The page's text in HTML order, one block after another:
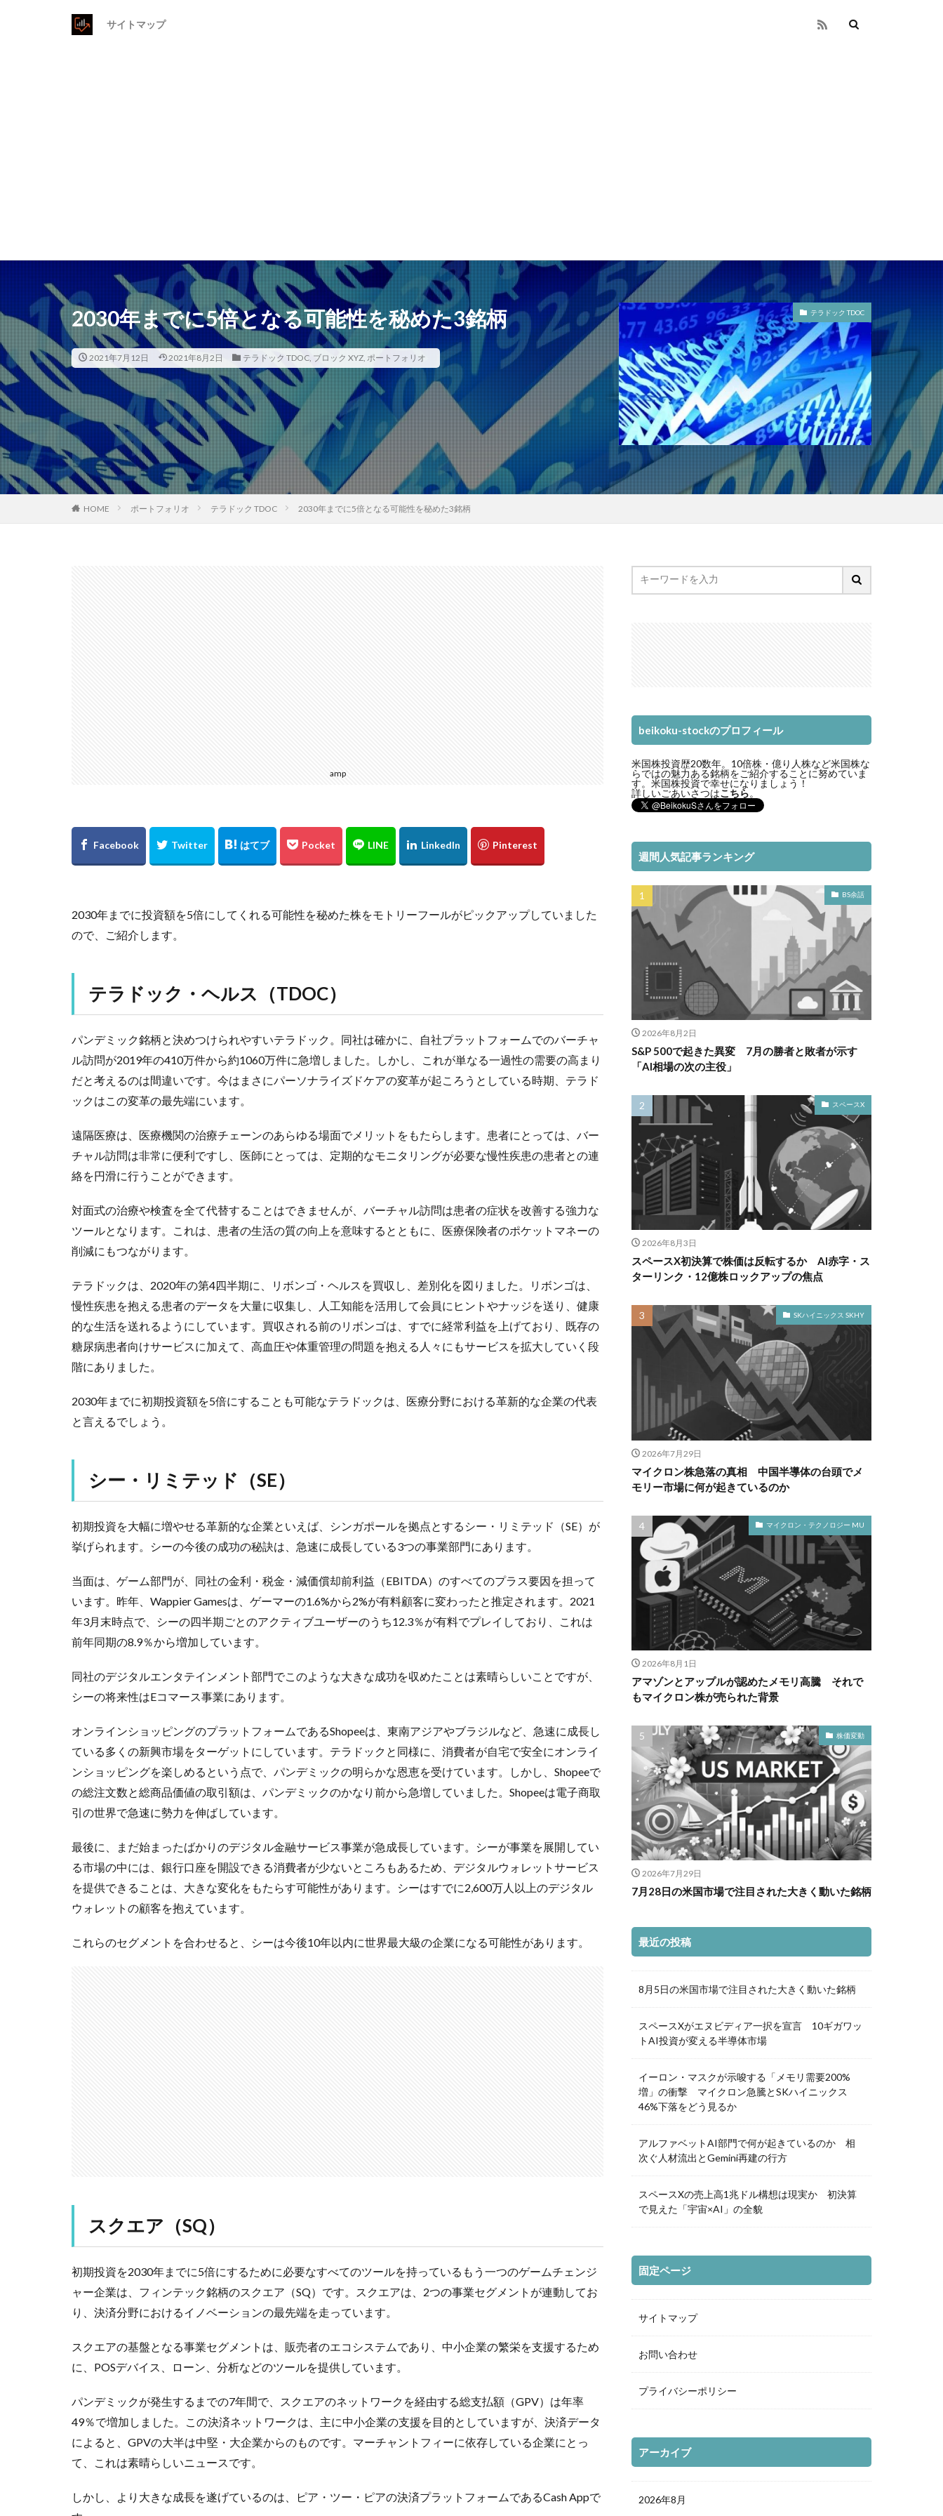
サイトマップ
2030年までに5倍となる可能性を秘めた3銘柄
2021年7月12日 2021年8月2日 テラドック TDOC, ブロック XYZ, ポートフォリオ
テラドック TDOC
HOME ポートフォリオ テラドック TDOC 2030年までに5倍となる可能性を秘めた3銘柄
amp
2030年までに投資額を5倍にしてくれる可能性を秘めた株をモトリーフールがピックアップしていました
ので、ご紹介します。
テラドック・ヘルス（TDOC）
パンデミック銘柄と決めつけられやすいテラドック。同社は確かに、自社プラットフォームでのバーチャ
ル訪問が2019年の410万件から約1060万件に急増しました。しかし、これが単なる一過性の需要の高まり
だと考えるのは間違いです。今はまさにパーソナライズドケアの変革が起ころうとしている時期、テラド
ックはこの変革の最先端にいます。
遠隔医療は、医療機関の治療チェーンのあらゆる場面でメリットをもたらします。患者にとっては、バー
チャル訪問は非常に便利ですし、医師にとっては、定期的なモニタリングが必要な慢性疾患の患者との連
絡を円滑に行うことができます。
対面式の治療や検査を全て代替することはできませんが、バーチャル訪問は患者の症状を改善する強力な
ツールとなります。これは、患者の生活の質の向上を意味するとともに、医療保険者のポケットマネーの
削減にもつながります。
テラドックは、2020年の第4四半期に、リボンゴ・ヘルスを買収し、差別化を図りました。リボンゴは、
慢性疾患を抱える患者のデータを大量に収集し、人工知能を活用して会員にヒントやナッジを送り、健康
的な生活を送れるようにしています。買収される前のリボンゴは、すでに経常利益を上げており、既存の
糖尿病患者向けサービスに加えて、高血圧や体重管理の問題を抱える人々にもサービスを拡大していく段
階にありました。
2030年までに初期投資額を5倍にすることも可能なテラドックは、医療分野における革新的な企業の代表
と言えるでしょう。
シー・リミテッド（SE）
初期投資を大幅に増やせる革新的な企業といえば、シンガポールを拠点とするシー・リミテッド（SE）が
挙げられます。シーの今後の成功の秘訣は、急速に成長している3つの事業部門にあります。
当面は、ゲーム部門が、同社の金利・税金・減価償却前利益（EBITDA）のすべてのプラス要因を担って
います。昨年、Wappier Gamesは、ゲーマーの1.6%から2%が有料顧客に変わったと推定されます。2021
年3月末時点で、シーの四半期ごとのアクティブユーザーのうち12.3％が有料でプレイしており、これは
前年同期の8.9％から増加しています。
同社のデジタルエンタテインメント部門でこのような大きな成功を収めたことは素晴らしいことですが、
シーの将来性はEコマース事業にあります。
オンラインショッピングのプラットフォームであるShopeeは、東南アジアやブラジルなど、急速に成長し
ている多くの新興市場をターゲットにしています。テラドックと同様に、消費者が自宅で安全にオンライ
ンショッピングを楽しめるという点で、パンデミックの明らかな恩恵を受けています。しかし、Shopeeで
の総注文数と総商品価値の取引額は、パンデミックのかなり前から急増していました。Shopeeは電子商取
引の世界で急速に勢力を伸ばしています。
最後に、まだ始まったばかりのデジタル金融サービス事業が急成長しています。シーが事業を展開してい
る市場の中には、銀行口座を開設できる消費者が少ないところもあるため、デジタルウォレットサービス
を提供できることは、大きな変化をもたらす可能性があります。シーはすでに2,600万人以上のデジタル
ウォレットの顧客を抱えています。
これらのセグメントを合わせると、シーは今後10年以内に世界最大級の企業になる可能性があります。
スクエア（SQ）
初期投資を2030年までに5倍にするために必要なすべてのツールを持っているもう一つのゲームチェンジ
ャー企業は、フィンテック銘柄のスクエア（SQ）です。スクエアは、2つの事業セグメントが連動してお
り、決済分野におけるイノベーションの最先端を走っています。
スクエアの基盤となる事業セグメントは、販売者のエコシステムであり、中小企業の繁栄を支援するため
に、POSデバイス、ローン、分析などのツールを提供しています。
パンデミックが発生するまでの7年間で、スクエアのネットワークを経由する総支払額（GPV）は年率
49％で増加しました。この決済ネットワークは、主に中小企業の支援を目的としていますが、決済データ
によると、GPVの大半は中堅・大企業からのものです。マーチャントフィーに依存している企業にとっ
て、これは素晴らしいニュースです。
しかし、より大きな成長を遂げているのは、ピア・ツー・ピアの決済プラットフォームであるCash Appで
beikoku-stockのプロフィール
米国株投資歴20数年。10倍株・億り人株など米国株な
らではの魅力ある銘柄をご紹介することに努めていま
す。米国株投資で幸せになりましょう！
詳しいごあいさつはこちら。
週間人気記事ランキング
BS余話
2026年8月2日
S&P 500で起きた異変 7月の勝者と敗者が示す
「AI相場の次の主役」
スペースX
2026年8月3日
スペースX初決算で株価は反転するか AI赤字・ス
ターリンク・12億株ロックアップの焦点
SKハイニックス SKHY
2026年7月29日
マイクロン株急落の真相 中国半導体の台頭でメ
モリー市場に何が起きているのか
マイクロン・テクノロジー MU
2026年8月1日
アマゾンとアップルが認めたメモリ高騰 それで
もマイクロン株が売られた背景
株価変動
2026年7月29日
7月28日の米国市場で注目された大きく動いた銘柄
最近の投稿
8月5日の米国市場で注目された大きく動いた銘柄
スペースXがエヌビディア一択を宣言 10ギガワッ
トAI投資が変える半導体市場
イーロン・マスクが示唆する「メモリ需要200%
増」の衝撃 マイクロン急騰とSKハイニックス
46%下落をどう見るか
アルファベットAI部門で何が起きているのか 相
次ぐ人材流出とGemini再建の行方
スペースXの売上高1兆ドル構想は現実か 初決算
で見えた「宇宙×AI」の全貌
固定ページ
サイトマップ
お問い合わせ
プライバシーポリシー
アーカイブ
2026年8月